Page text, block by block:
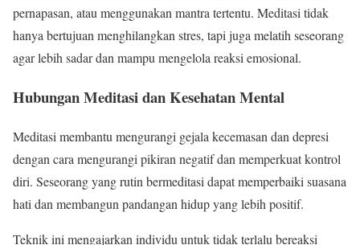
pernapasan, atau menggunakan mantra tertentu. Meditasi tidak
hanya bertujuan menghilangkan stres, tapi juga melatih seseorang
agar lebih sadar dan mampu mengelola reaksi emosional.
Hubungan Meditasi dan Kesehatan Mental
Meditasi membantu mengurangi gejala kecemasan dan depresi
dengan cara mengurangi pikiran negatif dan memperkuat kontrol
diri. Seseorang yang rutin bermeditasi dapat memperbaiki suasana
hati dan membangun pandangan hidup yang lebih positif.
Teknik ini mengajarkan individu untuk tidak terlalu bereaksi